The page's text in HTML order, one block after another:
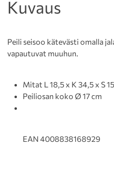
Kuvaus
Peili seisoo kätevästi omalla
vapautuvat muuhun.
Mitat L 18,5 x K 34,5 x S
Peiliosan koko Ø 17 cm
EAN 4008838168929